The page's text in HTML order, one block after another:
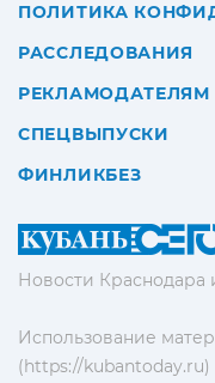
Новости Краснодара
Использование
(https://kubantoday.ru)
ПОЛИТИКА
РАССЛЕДОВАНИЯ
РЕКЛАМОДАТЕЛЯМ
СПЕЦВЫПУСКИ
ФИНЛИКБЕЗ